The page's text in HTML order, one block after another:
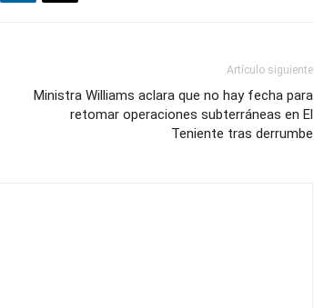
Artículo siguiente
Ministra Williams aclara que no hay fecha para
retomar operaciones subterráneas en El
Teniente tras derrumbe